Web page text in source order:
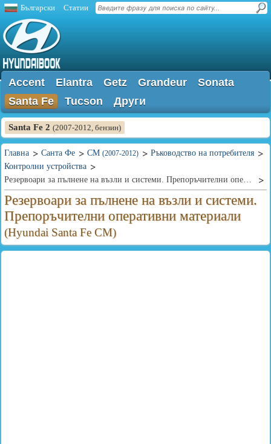
Български Статии
Accent Elantra Getz Grandeur
Sonata
Santa Fe
Tucson Други
Santa Fe 2 (2007-2012, бензин)
Главна Санта Фе CM (2007-2012)
Ръководство на потребителя
Контролни устройства
Резервоари за пълнене на възли и системи. Препоръчителни оперативни материали
Резервоари за пълнене на възли и системи.
Препоръчителни оперативни материали
(Hyundai Santa Fe CM)